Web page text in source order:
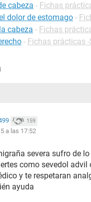
cabeza - Fichas
dolor de estomago -
cabeza - Fichas
- Fichas prácticas
159
a las 17:52
severa sufro de
como sevedol
y te respetaran
ayuda